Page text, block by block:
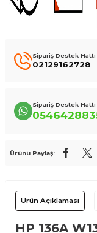
Sipariş Destek Hattı
02129162728
Sipariş Destek Hattı
Ürünü Paylaş:
Ürün Açıklaması
HP 136A